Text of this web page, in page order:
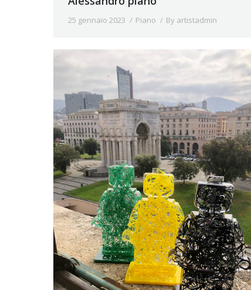
25 gennaio 2023 Piano By artistadmin